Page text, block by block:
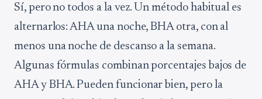
Sí, pero no todos a la vez. Un método habitual es
alternarlos: AHA una noche, BHA otra, con al
menos una noche de descanso a la semana.
Algunas fórmulas combinan porcentajes bajos de
AHA y BHA. Pueden funcionar bien, pero la